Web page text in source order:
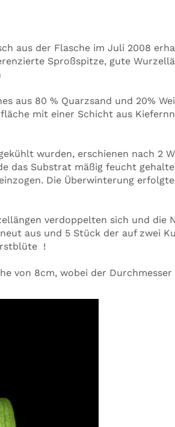
aus der Flasche im Juli 2008
Sproßspitze, gute
aus 80 % Quarzsand und 20%
mit einer Schicht aus
wurden, erschienen nach 2
das Substrat mäßig feucht
Die Überwinterung
verdoppelten sich und die
aus und 5 Stück der auf zwei
!
von 8cm, wobei der